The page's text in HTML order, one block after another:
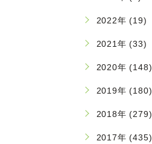
2022年 (19)
2021年 (33)
2020年 (148)
2019年 (180)
2018年 (279)
2017年 (435)